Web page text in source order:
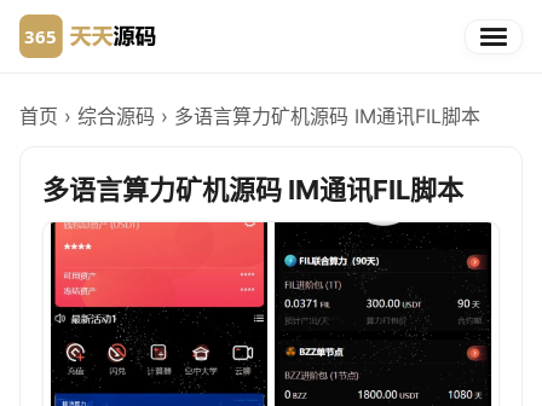
首页 › 综合源码 › 多语言算力矿机源码 IM通讯FIL脚本
多语言算力矿机源码 IM通讯FIL脚本